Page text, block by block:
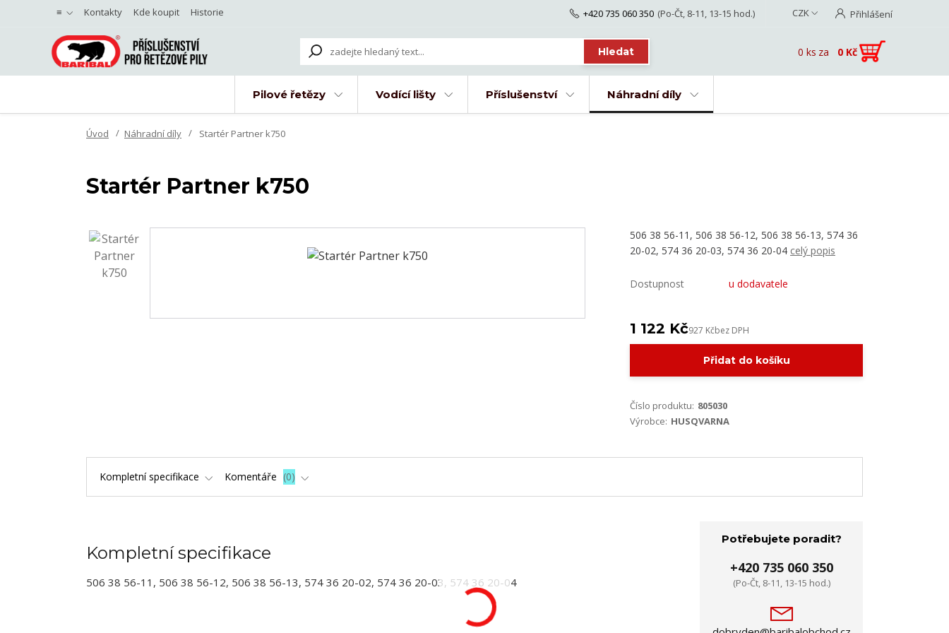
≡ Kontakty Kde koupit Historie CZK Přihlášení
Hledat
+420 735 060 350 (Po-Čt, 8-11, 13-15 hod.)
0 ks za 0 Kč
Pilové řetězy Vodící lišty Příslušenství Náhradní díly
Úvod Náhradní díly Startér Partner k750
Startér Partner k750
506 38 56-11, 506 38 56-12, 506 38 56-13, 574 36
20-02, 574 36 20-03, 574 36 20-04 celý popis
Dostupnost u dodavatele
1 122 Kč927 Kčbez DPH
Přidat do košíku
Číslo produktu: 805030
Výrobce: HUSQVARNA
Kompletní specifikace Komentáře 0
Kompletní specifikace
506 38 56-11, 506 38 56-12, 506 38 56-13, 574 36 20-02, 574 36 20-03, 574 36 20-04
Potřebujete poradit?
+420 735 060 350
(Po-Čt, 8-11, 13-15 hod.)